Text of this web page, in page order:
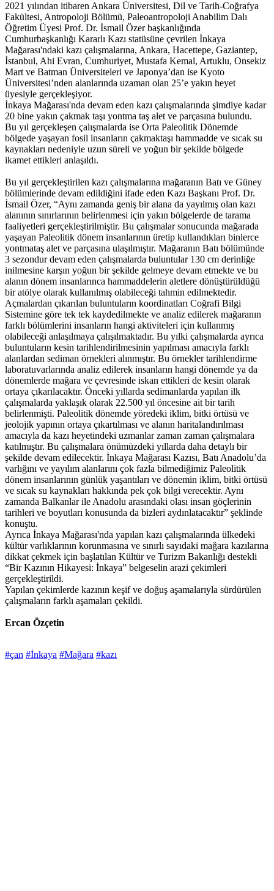
2021 yılından itibaren Ankara Üniversitesi, Dil ve Tarih-Coğrafya
Fakültesi, Antropoloji Bölümü, Paleoantropoloji Anabilim Dalı
Öğretim Üyesi Prof. Dr. İsmail Özer başkanlığında
Cumhurbaşkanlığı Kararlı Kazı statüsüne çevrilen İnkaya
Mağarası'ndaki kazı çalışmalarına, Ankara, Hacettepe, Gaziantep,
İstanbul, Ahi Evran, Cumhuriyet, Mustafa Kemal, Artuklu, Onsekiz
Mart ve Batman Üniversiteleri ve Japonya’dan ise Kyoto
Üniversitesi’nden alanlarında uzaman olan 25’e yakın heyet
üyesiyle gerçekleşiyor.
İnkaya Mağarası'nda devam eden kazı çalışmalarında şimdiye kadar
20 bine yakın çakmak taşı yontma taş alet ve parçasına bulundu.
Bu yıl gerçekleşen çalışmalarda ise Orta Paleolitik Dönemde
bölgede yaşayan fosil insanların çakmaktaşı hammadde ve sıcak su
kaynakları nedeniyle uzun süreli ve yoğun bir şekilde bölgede
ikamet ettikleri anlaşıldı.
Bu yıl gerçekleştirilen kazı çalışmalarına mağaranın Batı ve Güney
bölümlerinde devam edildiğini ifade eden Kazı Başkanı Prof. Dr.
İsmail Özer, “Aynı zamanda geniş bir alana da yayılmış olan kazı
alanının sınırlarının belirlenmesi için yakın bölgelerde de tarama
faaliyetleri gerçekleştirilmiştir. Bu çalışmalar sonucunda mağarada
yaşayan Paleolitik dönem insanlarının üretip kullandıkları binlerce
yontmataş alet ve parçasına ulaşılmıştır. Mağaranın Batı bölümünde
3 sezondur devam eden çalışmalarda buluntular 130 cm derinliğe
inilmesine karşın yoğun bir şekilde gelmeye devam etmekte ve bu
alanın dönem insanlarınca hammaddelerin aletlere dönüştürüldüğü
bir atölye olarak kullanılmış olabileceği tahmin edilmektedir.
Açmalardan çıkarılan buluntuların koordinatları Coğrafi Bilgi
Sistemine göre tek tek kaydedilmekte ve analiz edilerek mağaranın
farklı bölümlerini insanların hangi aktiviteleri için kullanmış
olabileceği anlaşılmaya çalışılmaktadır. Bu yılki çalışmalarda ayrıca
buluntuların kesin tarihlendirilmesinin yapılması amacıyla farklı
alanlardan sediman örnekleri alınmıştır. Bu örnekler tarihlendirme
laboratuvarlarında analiz edilerek insanların hangi dönemde ya da
dönemlerde mağara ve çevresinde iskan ettikleri de kesin olarak
ortaya çıkarılacaktır. Önceki yıllarda sedimanlarda yapılan ilk
çalışmalarda yaklaşık olarak 22.500 yıl öncesine ait bir tarih
belirlenmişti. Paleolitik dönemde yöredeki iklim, bitki örtüsü ve
jeolojik yapının ortaya çıkartılması ve alanın haritalandırılması
amacıyla da kazı heyetindeki uzmanlar zaman zaman çalışmalara
katılmıştır. Bu çalışmalara önümüzdeki yıllarda daha detaylı bir
şekilde devam edilecektir. İnkaya Mağarası Kazısı, Batı Anadolu’da
varlığını ve yayılım alanlarını çok fazla bilmediğimiz Paleolitik
dönem insanlarının günlük yaşantıları ve dönemin iklim, bitki örtüsü
ve sıcak su kaynakları hakkında pek çok bilgi verecektir. Aynı
zamanda Balkanlar ile Anadolu arasındaki olası insan göçlerinin
tarihleri ve boyutları konusunda da bizleri aydınlatacaktır” şeklinde
konuştu.
Ayrıca İnkaya Mağarası'nda yapılan kazı çalışmalarında ülkedeki
kültür varlıklarının korunmasına ve sınırlı sayıdaki mağara kazılarına
dikkat çekmek için başlatılan Kültür ve Turizm Bakanlığı destekli
“Bir Kazının Hikayesi: İnkaya” belgeselin arazi çekimleri
gerçekleştirildi.
Yapılan çekimlerde kazının keşif ve doğuş aşamalarıyla sürdürülen
çalışmaların farklı aşamaları çekildi.
Ercan Özçetin
#çan #İnkaya #Mağara #kazı